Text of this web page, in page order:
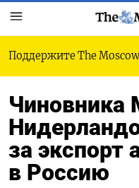
Поддержите The
Чиновника
за экспорт
в Россию